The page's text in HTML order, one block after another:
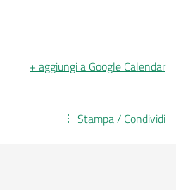
+ aggiungi a Google Calendar
Stampa / Condividi